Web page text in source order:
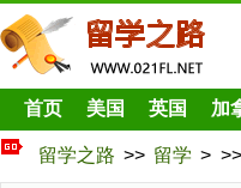
首页 美国 英国 加
留学之路 >> 留学 > >>